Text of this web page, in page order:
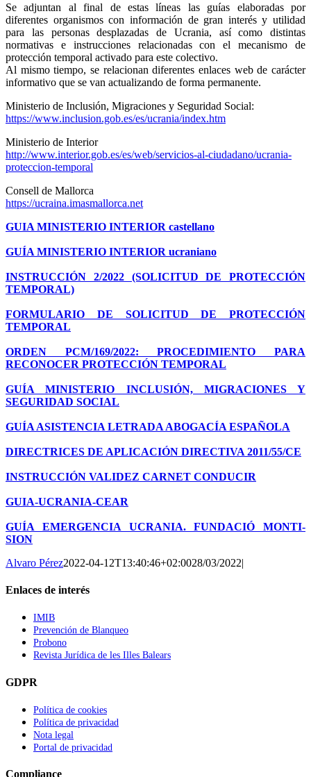
Se adjuntan al final de estas líneas las guías elaboradas por
diferentes organismos con información de gran interés y utilidad
para las personas desplazadas de Ucrania, así como distintas
normativas e instrucciones relacionadas con el mecanismo de
protección temporal activado para este colectivo.
Al mismo tiempo, se relacionan diferentes enlaces web de carácter
informativo que se van actualizando de forma permanente.
Ministerio de Inclusión, Migraciones y Seguridad Social:
https://www.inclusion.gob.es/es/ucrania/index.htm
Ministerio de Interior
http://www.interior.gob.es/es/web/servicios-al-ciudadano/ucrania-
proteccion-temporal
Consell de Mallorca
https://ucraina.imasmallorca.net
GUIA MINISTERIO INTERIOR castellano
GUÍA MINISTERIO INTERIOR ucraniano
INSTRUCCIÓN 2/2022 (SOLICITUD DE PROTECCIÓN
TEMPORAL)
FORMULARIO DE SOLICITUD DE PROTECCIÓN
TEMPORAL
ORDEN PCM/169/2022: PROCEDIMIENTO PARA
RECONOCER PROTECCIÓN TEMPORAL
GUÍA MINISTERIO INCLUSIÓN, MIGRACIONES Y
SEGURIDAD SOCIAL
GUÍA ASISTENCIA LETRADA ABOGACÍA ESPAÑOLA
DIRECTRICES DE APLICACIÓN DIRECTIVA 2011/55/CE
INSTRUCCIÓN VALIDEZ CARNET CONDUCIR
GUIA-UCRANIA-CEAR
GUÍA EMERGENCIA UCRANIA. FUNDACIÓ MONTI-
SION
Alvaro Pérez2022-04-12T13:40:46+02:0028/03/2022|
Enlaces de interés
IMIB
Prevención de Blanqueo
Probono
Revista Jurídica de les Illes Balears
GDPR
Política de cookies
Política de privacidad
Nota legal
Portal de privacidad
Compliance